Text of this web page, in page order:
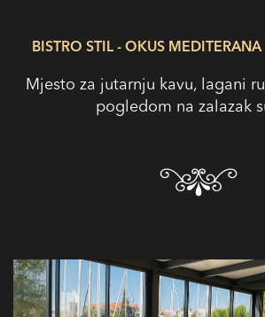
BISTRO STIL - OKUS MEDITERANA
Mjesto za jutarnju kavu, lagani
pogledom na zalazak